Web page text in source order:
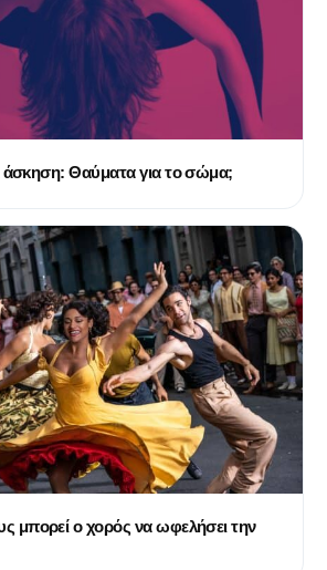
άσκηση: Θαύματα για το σώμα;
μπορεί ο χορός να ωφελήσει την